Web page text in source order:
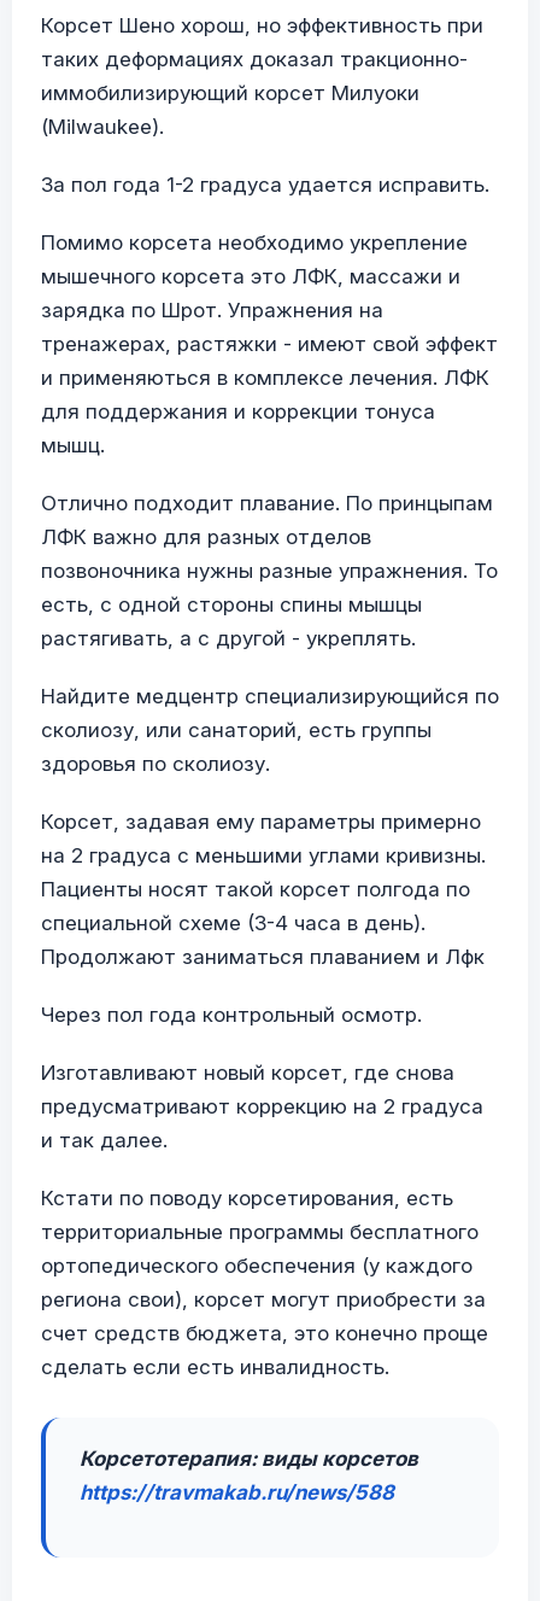
Корсет Шено хорош, но эффективность при
таких деформациях доказал тракционно-
иммобилизирующий корсет Милуоки
(Milwaukee).
За пол года 1-2 градуса удается исправить.
Помимо корсета необходимо укрепление
мышечного корсета это ЛФК, массажи и
зарядка по Шрот. Упражнения на
тренажерах, растяжки - имеют свой эффект
и применяються в комплексе лечения. ЛФК
для поддержания и коррекции тонуса
мышц.
Отлично подходит плавание. По принцыпам
ЛФК важно для разных отделов
позвоночника нужны разные упражнения. То
есть, с одной стороны спины мышцы
растягивать, а с другой - укреплять.
Найдите медцентр специализирующийся по
сколиозу, или санаторий, есть группы
здоровья по сколиозу.
Корсет, задавая ему параметры примерно
на 2 градуса с меньшими углами кривизны.
Пациенты носят такой корсет полгода по
специальной схеме (3-4 часа в день).
Продолжают заниматься плаванием и Лфк
Через пол года контрольный осмотр.
Изготавливают новый корсет, где снова
предусматривают коррекцию на 2 градуса
и так далее.
Кстати по поводу корсетирования, есть
территориальные программы бесплатного
ортопедического обеспечения (у каждого
региона свои), корсет могут приобрести за
счет средств бюджета, это конечно проще
сделать если есть инвалидность.
Корсетотерапия: виды корсетов
https://travmakab.ru/news/588